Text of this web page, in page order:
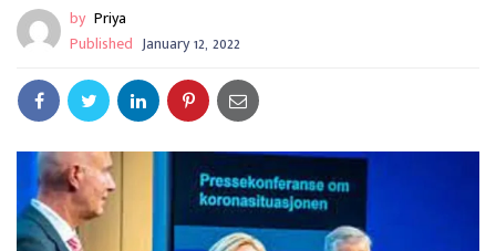
by Priya
Published January 12, 2022